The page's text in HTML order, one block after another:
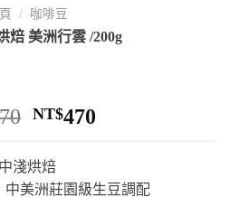
/ 咖啡豆
焙 美洲行雲 /200g
NT$470
中淺烘焙
中美洲莊園級生豆調配